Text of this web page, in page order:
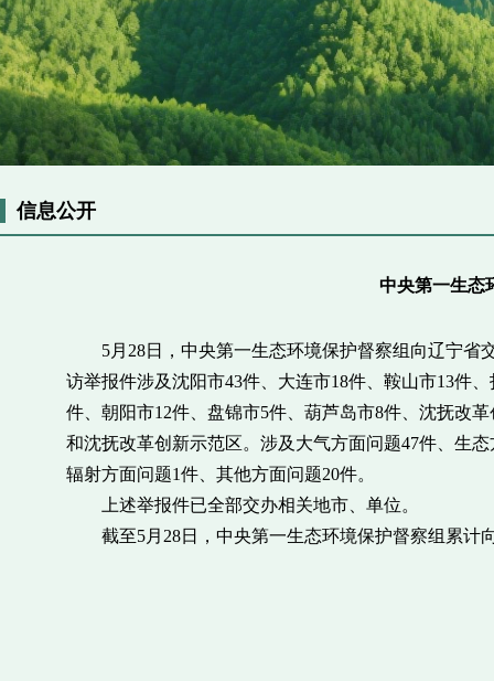
信息公开
中央第一生态
5月28日，中央第一生态环境保护督察组向辽宁省交
访举报件涉及沈阳市43件、大连市18件、鞍山市13件
件、朝阳市12件、盘锦市5件、葫芦岛市8件、沈抚改
和沈抚改革创新示范区。涉及大气方面问题47件、生
辐射方面问题1件、其他方面问题20件。
上述举报件已全部交办相关地市、单位。
截至5月28日，中央第一生态环境保护督察组累计